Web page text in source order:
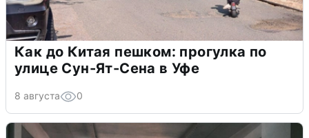
Как до Китая пешком: прогулка по
улице Сун-Ят-Сена в Уфе
8 августа 0